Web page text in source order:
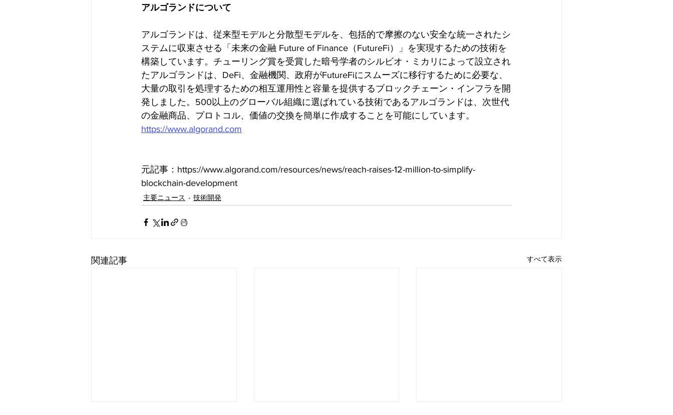
アルゴランドについて
アルゴランドは、従来型モデルと分散型モデルを、包括的で摩擦のない安全な統一されたシ
ステムに収束させる「未来の金融 Future of Finance（FutureFi）」を実現するための技術を
構築しています。チューリング賞を受賞した暗号学者のシルビオ・ミカリによって設立され
たアルゴランドは、DeFi、金融機関、政府がFutureFiにスムーズに移行するために必要な、
大量の取引を処理するための相互運用性と容量を提供するブロックチェーン・インフラを開
発しました。500以上のグローバル組織に選ばれている技術であるアルゴランドは、次世代
の金融商品、プロトコル、価値の交換を簡単に作成することを可能にしています。
https://www.algorand.com
元記事：https://www.algorand.com/resources/news/reach-raises-12-million-to-simplify-
blockchain-development
主要ニュース 技術開発
関連記事 すべて表示